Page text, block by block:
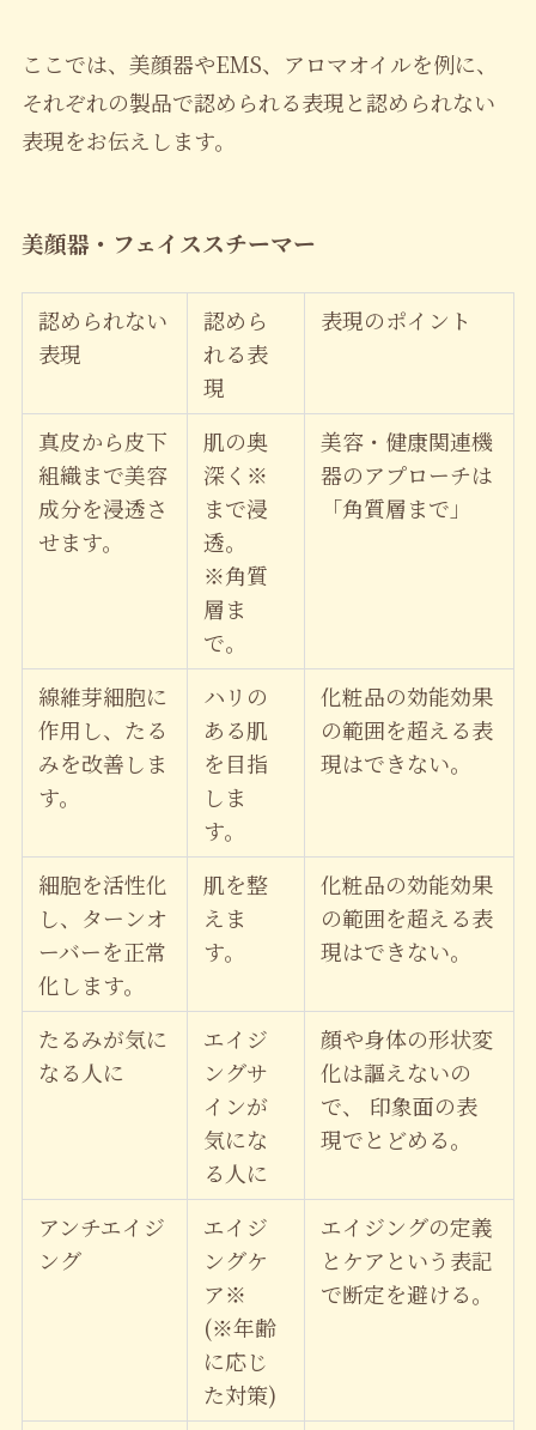
ここでは、美顔器やEMS、アロマオイルを例に、
それぞれの製品で認められる表現と認められない
表現をお伝えします。
美顔器・フェイススチーマー
認められない
表現
認めら
れる表
現
表現のポイント
真皮から皮下
組織まで美容
成分を浸透さ
せます。
肌の奥
深く※
まで浸
透。
※角質
層ま
で。
美容・健康関連機
器のアプローチは
「角質層まで」
線維芽細胞に
作用し、たる
みを改善しま
す。
ハリの
ある肌
を目指
しま
す。
化粧品の効能効果
の範囲を超える表
現はできない。
細胞を活性化
し、ターンオ
ーバーを正常
化します。
肌を整
えま
す。
化粧品の効能効果
の範囲を超える表
現はできない。
たるみが気に
なる人に
エイジ
ングサ
インが
気にな
る人に
顔や身体の形状変
化は謳えないの
で、 印象面の表
現でとどめる。
アンチエイジ
ング
エイジ
ングケ
ア※
(※年齢
に応じ
た対策)
エイジングの定義
とケアという表記
で断定を避ける。